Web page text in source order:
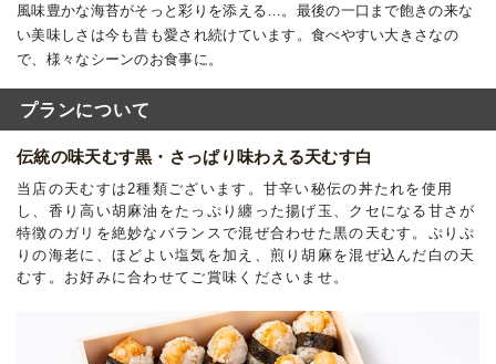
風味豊かな海苔がそっと彩りを添える…。最後の一口まで飽きの来な
い美味しさは今も昔も愛され続けています。食べやすい大きさなの
で、様々なシーンのお食事に。
プランについて
伝統の味天むす黒・さっぱり味わえる天むす白
当店の天むすは2種類ございます。甘辛い秘伝の丼たれを使用
し、香り高い胡麻油をたっぷり纏った揚げ玉、クセになる甘さが
特徴のガリを絶妙なバランスで混ぜ合わせた黒の天むす。ぷりぷ
りの海老に、ほどよい塩気を加え、煎り胡麻を混ぜ込んだ白の天
むす。お好みに合わせてご賞味くださいませ。